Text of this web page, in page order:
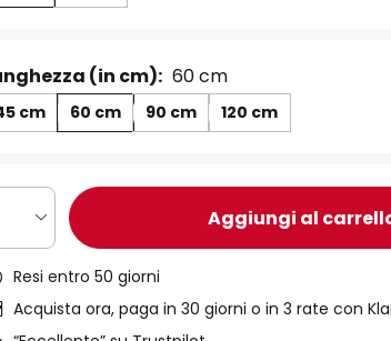
(in cm): 60 cm
cm 60 cm 90 cm 120 cm
Aggiungi al
Resi entro 50 giorni
Acquista ora, paga in 30 giorni o in 3 rate con